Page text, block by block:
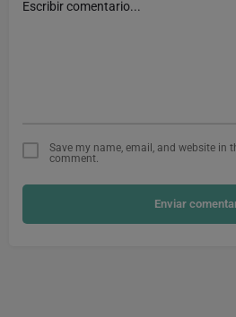
Save my name, email, and website in
comment.
Enviar